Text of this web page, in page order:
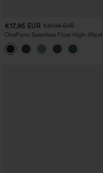
€17,95 EUR €31,95 EUR
OneForm Seamless Flow High-Waist
Yogaleggings – nahtlos, mit hoher
Taille, bauchformend und mit
Hebeeffekt für den Po